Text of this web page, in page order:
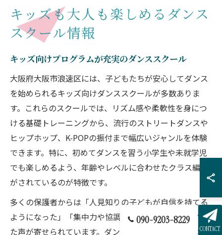
キッズも大人も楽しめるダンス
スクール情報
キッズ向けプログラムが充実のダンススクール
大阪府大阪市浪速区には、子どもたちが安心してダンス
を始められるキッズ向けダンススクールが多数ありま
す。これらのスクールでは、リズム感や柔軟性を身につ
ける基礎トレーニングから、流行のストリートダンスや
ヒップホップ、K-POPの振付まで幅広いジャンルを体験
できます。特に、初めてダンスを習う小学生や未就学児
でも楽しめるよう、年齢やレベルに合わせたクラス編成
がされているのが特徴です。
多くの保護者からは「人見知りの子どもが自信を持てる
ようになった」「集中力や協調性が身についた」といっ
た声が寄せられています。ダンスを通じて体力向上はも
090-9203-8229
CONTACT